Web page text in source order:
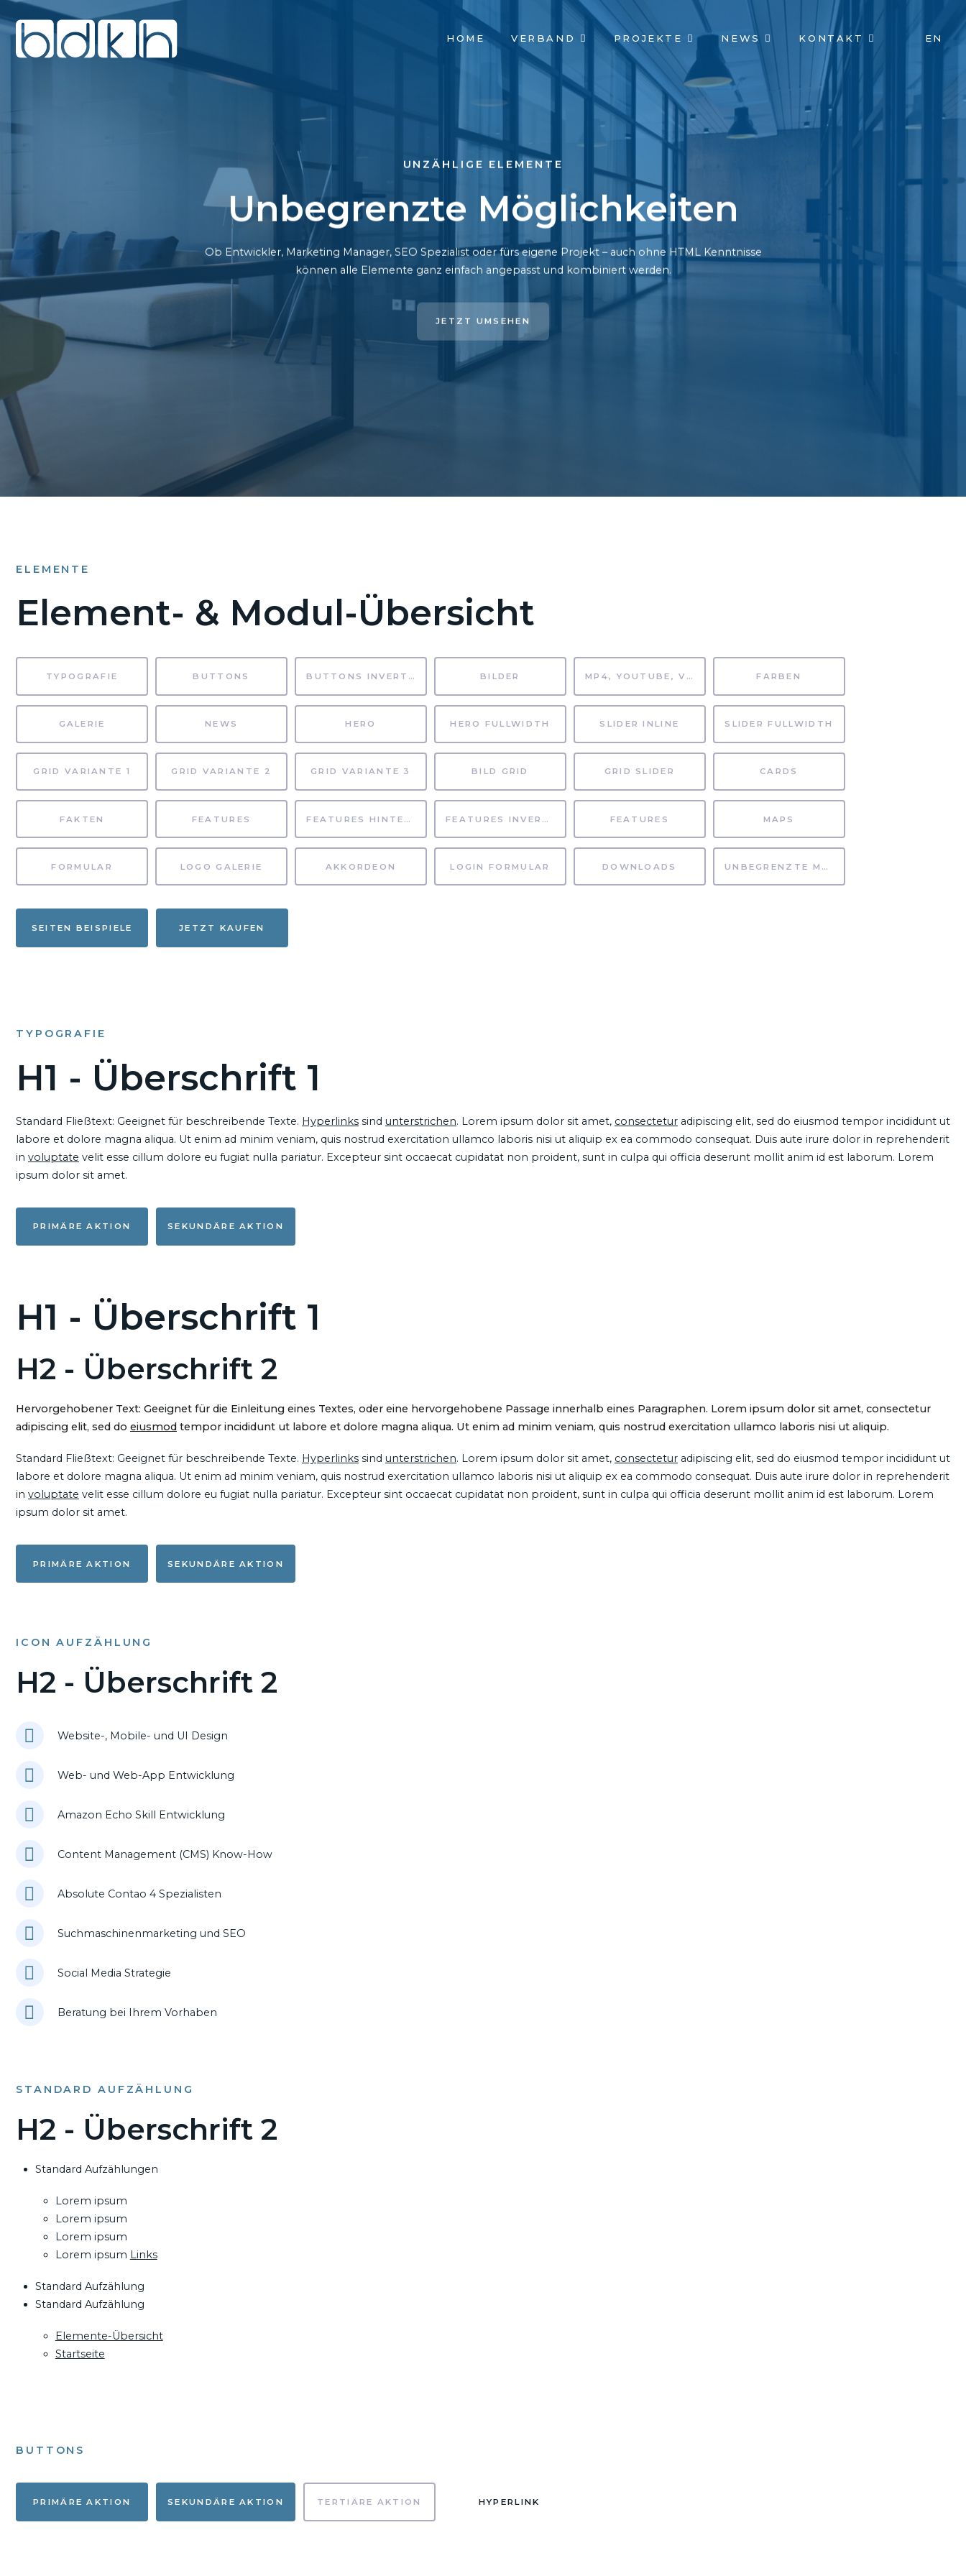
NAVIGATION
ÜBERSPRINGEN
HOME VERBAND PROJEKTE NEWS KONTAKT EN
UNZÄHLIGE ELEMENTE
Unbegrenzte Möglichkeiten
Ob Entwickler, Marketing Manager, SEO Spezialist oder fürs eigene Projekt – auch ohne HTML Kenntnisse
können alle Elemente ganz einfach angepasst und kombiniert werden.
JETZT UMSEHEN
ELEMENTE
Element- & Modul-Übersicht
TYPOGRAFIE BUTTONS BUTTONS INVERTIERT BILDER MP4, YOUTUBE, VIMEO FARBEN
GALERIE NEWS HERO HERO FULLWIDTH SLIDER INLINE SLIDER FULLWIDTH
GRID VARIANTE 1 GRID VARIANTE 2 GRID VARIANTE 3 BILD GRID GRID SLIDER CARDS
FAKTEN FEATURES FEATURES HINTERGRUND FEATURES INVERTIERT FEATURES MAPS
FORMULAR LOGO GALERIE AKKORDEON LOGIN FORMULAR DOWNLOADS UNBEGRENZTE MÖGLICHKEITEN
SEITEN BEISPIELE JETZT KAUFEN
TYPOGRAFIE
H1 - Überschrift 1
Standard Fließtext: Geeignet für beschreibende Texte. Hyperlinks sind unterstrichen. Lorem ipsum dolor sit amet, consectetur adipiscing elit, sed do eiusmod tempor incididunt ut
labore et dolore magna aliqua. Ut enim ad minim veniam, quis nostrud exercitation ullamco laboris nisi ut aliquip ex ea commodo consequat. Duis aute irure dolor in reprehenderit
in voluptate velit esse cillum dolore eu fugiat nulla pariatur. Excepteur sint occaecat cupidatat non proident, sunt in culpa qui officia deserunt mollit anim id est laborum. Lorem
ipsum dolor sit amet.
PRIMÄRE AKTION SEKUNDÄRE AKTION
H1 - Überschrift 1
H2 - Überschrift 2
Hervorgehobener Text: Geeignet für die Einleitung eines Textes, oder eine hervorgehobene Passage innerhalb eines Paragraphen. Lorem ipsum dolor sit amet, consectetur
adipiscing elit, sed do eiusmod tempor incididunt ut labore et dolore magna aliqua. Ut enim ad minim veniam, quis nostrud exercitation ullamco laboris nisi ut aliquip.
Standard Fließtext: Geeignet für beschreibende Texte. Hyperlinks sind unterstrichen. Lorem ipsum dolor sit amet, consectetur adipiscing elit, sed do eiusmod tempor incididunt ut
labore et dolore magna aliqua. Ut enim ad minim veniam, quis nostrud exercitation ullamco laboris nisi ut aliquip ex ea commodo consequat. Duis aute irure dolor in reprehenderit
in voluptate velit esse cillum dolore eu fugiat nulla pariatur. Excepteur sint occaecat cupidatat non proident, sunt in culpa qui officia deserunt mollit anim id est laborum. Lorem
ipsum dolor sit amet.
PRIMÄRE AKTION SEKUNDÄRE AKTION
ICON AUFZÄHLUNG
H2 - Überschrift 2
Website-, Mobile- und UI Design
Web- und Web-App Entwicklung
Amazon Echo Skill Entwicklung
Content Management (CMS) Know-How
Absolute Contao 4 Spezialisten
Suchmaschinenmarketing und SEO
Social Media Strategie
Beratung bei Ihrem Vorhaben
STANDARD AUFZÄHLUNG
H2 - Überschrift 2
Standard Aufzählungen
Lorem ipsum
Lorem ipsum
Lorem ipsum
Lorem ipsum Links
Standard Aufzählung
Standard Aufzählung
Elemente-Übersicht
Startseite
BUTTONS
PRIMÄRE AKTION SEKUNDÄRE AKTION TERTIÄRE AKTION HYPERLINK